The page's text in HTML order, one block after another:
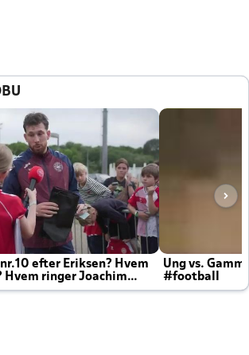
efter Eriksen? Hvem
Hvem ringer Joachim
Ung vs.
#football